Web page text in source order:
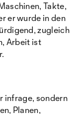
Takte,
er wurde in den
zugleich
Arbeit ist
infrage, sondern
Planen,